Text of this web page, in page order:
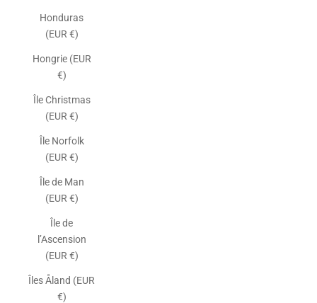
Honduras
(EUR €)
Hongrie (EUR
€)
Île Christmas
(EUR €)
Île Norfolk
(EUR €)
Île de Man
(EUR €)
Île de
l’Ascension
(EUR €)
Îles Åland (EUR
€)